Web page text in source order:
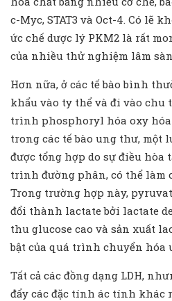
c-Myc, STAT3 và Oct-4. Có lẽ
ức chế dược lý PKM2 là rất
của nhiều thử nghiệm lâm
Hơn nữa, ở các tế bào bình
khẩu vào ty thể và đi vào chu
trình phosphoryl hóa oxy hóa
trong các tế bào ung thư, một
được tổng hợp do sự điều hòa
trình đường phân, có thể làm
Trong trường hợp này,
đổi thành lactate bởi lactate
thu glucose cao và sản xuất
bật của quá trình chuyển hóa
Tất cả các đồng dạng LDH,
đẩy các đặc tính ác tính khác